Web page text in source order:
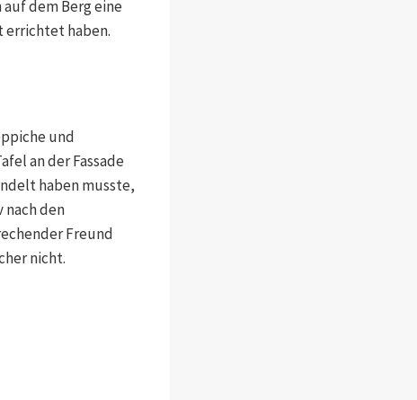
dem Berg eine
errichtet haben.
und
an der Fassade
haben musste,
nach den
Freund
nicht.